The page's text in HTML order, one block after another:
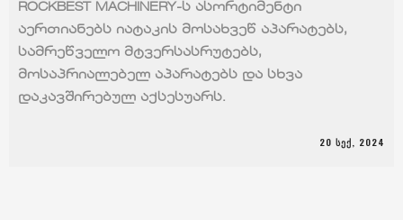
ROCKBEST MACHINERY-ს ასორტიმენტი
აერთიანებს იატაკის მოსახვეწ აპარატებს,
სამრეწველო მტვერსასრუტებს,
მოსაპრიალებელ აპარატებს და სხვა
დაკავშირებულ აქსესუარს.
20 ᲡᲔᲥ, 2024